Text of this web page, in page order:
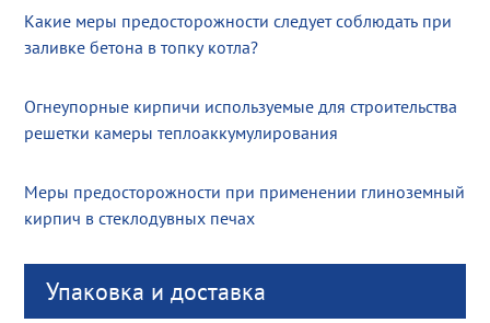
Какие меры предосторожности следует соблюдать при
заливке бетона в топку котла?
Огнеупорные кирпичи используемые для строительства
решетки камеры теплоаккумулирования
Меры предосторожности при применении глиноземный
кирпич в стеклодувных печах
Упаковка и доставка